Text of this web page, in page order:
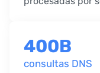
400B
consultas DNS